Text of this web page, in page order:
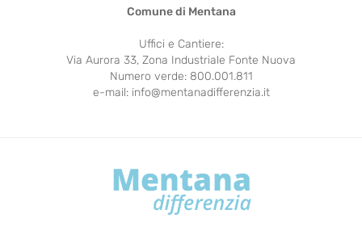
Comune di Mentana
Uffici e Cantiere:
Via Aurora 33, Zona Industriale Fonte Nuova
Numero verde: 800.001.811
e-mail: info@mentanadifferenzia.it